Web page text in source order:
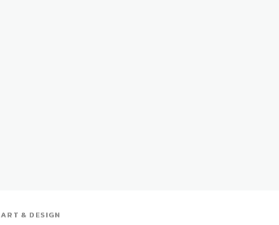
ART & DESIGN